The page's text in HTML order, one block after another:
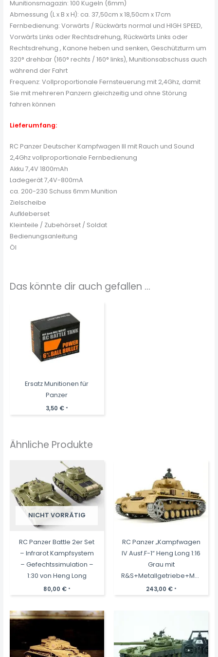
Munitionsmagazin: 100 Kugeln (6mm)
Abmessung (L x B x H): ca. 37,50cm x 18,50cm x 17cm
Fernbedienung: Vorwärts / Rückwärts normal und HIGH SPEED,
Vorwärts Links oder Rechtsdrehung, Rückwärts Links oder
Rechtsdrehung , Kanone heben und senken, Geschützturm um
320° drehbar (160° rechts / 160° links), Munitionsabschuss auch
während der Fahrt
Frequenz: Vollproportionale Fernsteuerung mit 2,4Ghz, damit
Sie mit mehreren Panzern gleichzeitig und ohne Störung
fahren können
Lieferumfang:
RC Panzer Deutscher Kampfwagen III mit Rauch und Sound
2,4Ghz vollproportionale Fernbedienung
Akku 7,4V 1800mAh
Ladegerät 7,4V-800mA
ca. 200-230 Schuss 6mm Munition
Zielscheibe
Aufkleberset
Kleinteile / Zubehörset / Soldat
Bedienungsanleitung
Öl
Das könnte dir auch gefallen …
Ersatz Munitionen für
Panzer
3,50 € *
Ähnliche Produkte
NICHT VORRÄTIG
RC Panzer Battle 2er Set
– Infrarot Kampfsystem
– Gefechtssimulation –
1:30 von Heng Long
80,00 € *
RC Panzer „Kampfwagen
IV Ausf.F-1“ Heng Long 1:16
Grau mit
+2,4Ghz -PRO -V7.0
243,00 € *